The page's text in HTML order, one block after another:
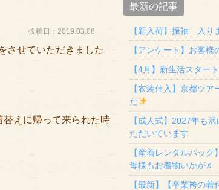
投稿日：2019.03.08
させていただきました
えに帰って来られた時
最新の記事
【新入荷】振袖 入り
【アンケート】お客
【4月】新生活スター
【衣装仕入】京都ツア
た
【成人式】2027年も
ただいています
【産着レンタルパッ
母様もお着物いかが♬
【最新】【卒業袴の着